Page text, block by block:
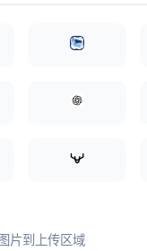
片到上传区域